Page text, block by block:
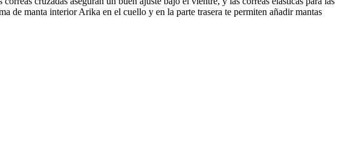
de manta interior Arika en el cuello y en la parte trasera te permiten añadir mantas